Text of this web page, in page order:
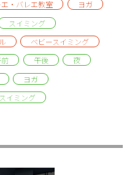
・バレエ教室
ヨガ
スイミング
ベビースイミング
午後
夜
ヨガ
スイミング